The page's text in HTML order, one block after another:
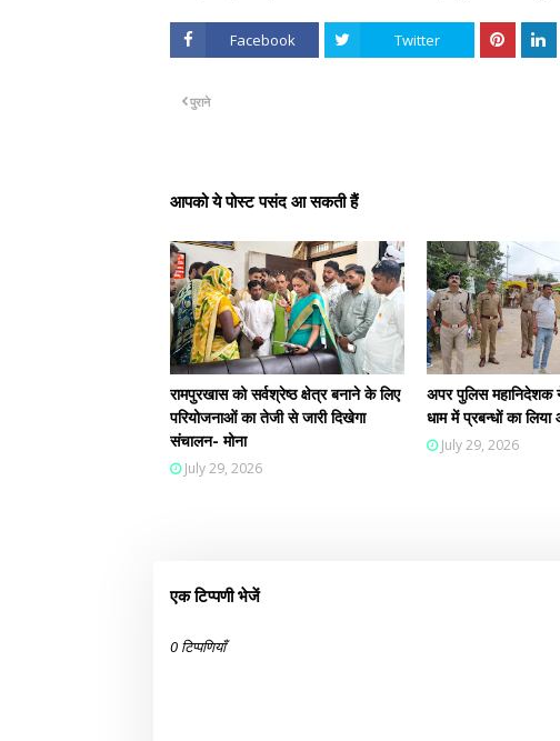
Facebook Twitter
पुराने
आपको ये पोस्ट पसंद आ सकती हैं
रामपुरखास को सर्वश्रेष्ठ क्षेत्र बनाने के लिए
परियोजनाओं का तेजी से जारी दिखेगा
संचालन- मोना
July 29, 2026
अपर पुलिस महानिदेशक
धाम में प्रबन्धों का
July 29, 2026
एक टिप्पणी भेजें
0 टिप्पणियाँ